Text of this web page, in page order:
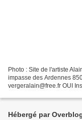
Photo : Site de l'artiste
impasse des Ardennes
vergeralain@free.fr OUI
Hébergé par